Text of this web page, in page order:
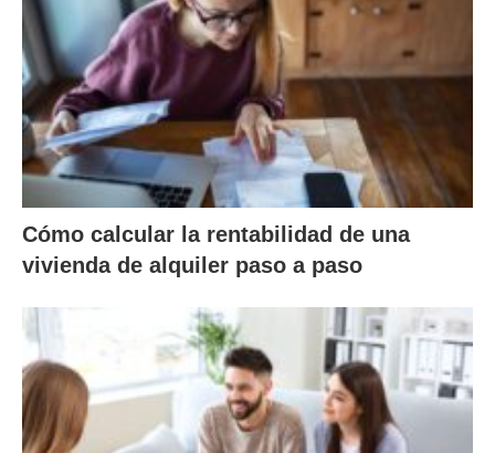
Cómo calcular la rentabilidad de una
vivienda de alquiler paso a paso